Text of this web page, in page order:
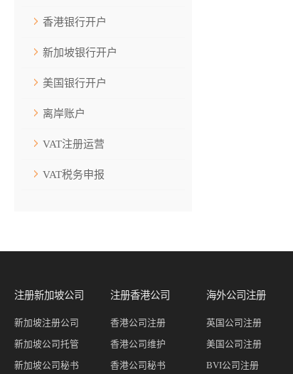
香港银行开户
新加坡银行开户
美国银行开户
离岸账户
VAT注册运营
VAT税务申报
注册新加坡公司
新加坡注册公司
新加坡公司托管
新加坡公司秘书
注册香港公司
香港公司注册
香港公司维护
香港公司秘书
海外公司注册
英国公司注册
美国公司注册
BVI公司注册